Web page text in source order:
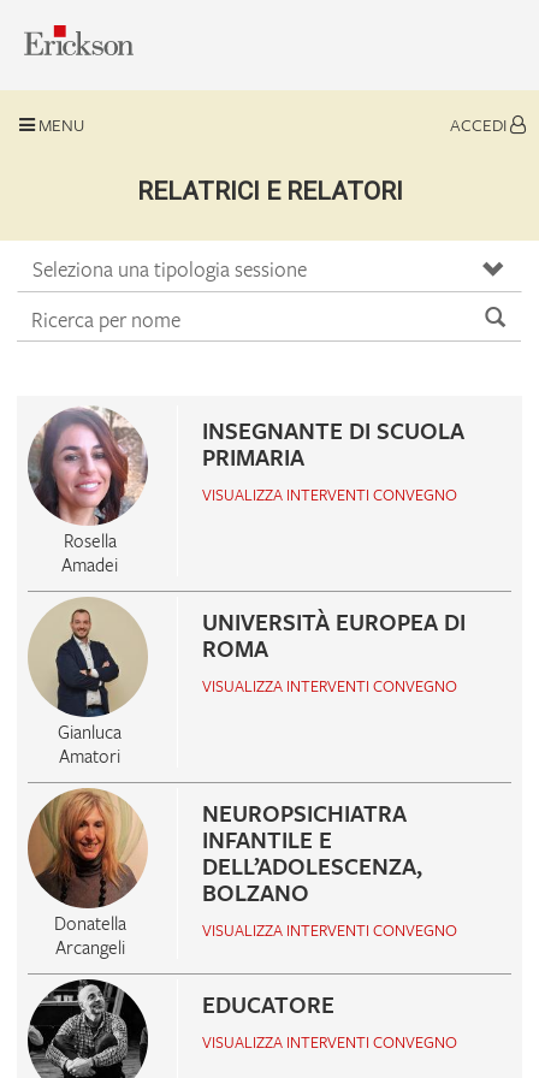
MENU ACCEDI
RELATRICI E RELATORI
Seleziona una tipologia sessione
Rosella
Amadei
INSEGNANTE DI SCUOLA
PRIMARIA
VISUALIZZA INTERVENTI CONVEGNO
Gianluca
Amatori
UNIVERSITÀ EUROPEA DI
ROMA
VISUALIZZA INTERVENTI CONVEGNO
Donatella
Arcangeli
NEUROPSICHIATRA
INFANTILE E
DELL’ADOLESCENZA,
BOLZANO
VISUALIZZA INTERVENTI CONVEGNO
EDUCATORE
VISUALIZZA INTERVENTI CONVEGNO